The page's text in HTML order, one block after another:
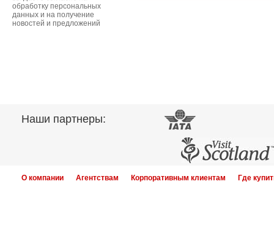
обработку персональных
данных и на получение
новостей и предложений
Наши партнеры:
О компании Агентствам Корпоративным клиентам Где